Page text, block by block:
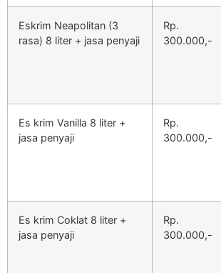
Eskrim Neapolitan (3
rasa) 8 liter + jasa penyaji
Rp.
300.000,-
Es krim Vanilla 8 liter +
jasa penyaji
Rp.
300.000,-
Es krim Coklat 8 liter +
jasa penyaji
Rp.
300.000,-